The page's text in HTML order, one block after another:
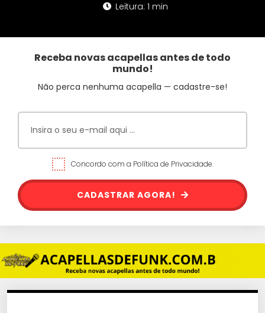
Leitura: 1 min
Receba novas acapellas antes de todo
mundo!
Não perca nenhuma acapella — cadastre-se!
Concordo com a Política de Privacidade.
CADASTRAR AGORA!